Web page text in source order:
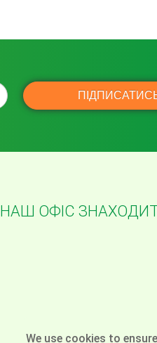
НАШ ОФІС
We use cookies to